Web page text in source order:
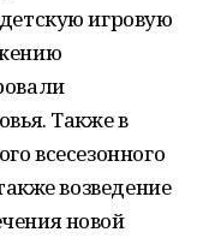
игровую
Также в
всесезонного
возведение
новой